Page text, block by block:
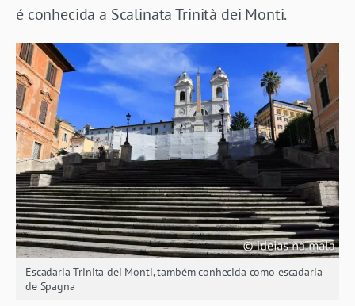
é conhecida a Scalinata Trinità dei Monti.
Escadaria Trinita dei Monti, também conhecida como escadaria
de Spagna